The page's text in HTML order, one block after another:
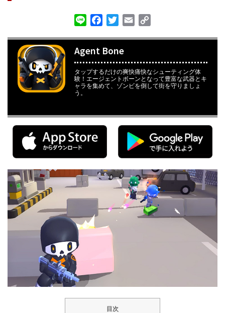
Line FacebookTwitterEmail
Agent Bone
タップするだけの爽快痛快なシューティング体
験！エージェントボーンとなって豊富な武器とキ
ャラを集めて、ゾンビを倒して街を守りましょ
う。
目次